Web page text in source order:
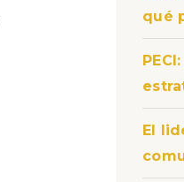
qué
El